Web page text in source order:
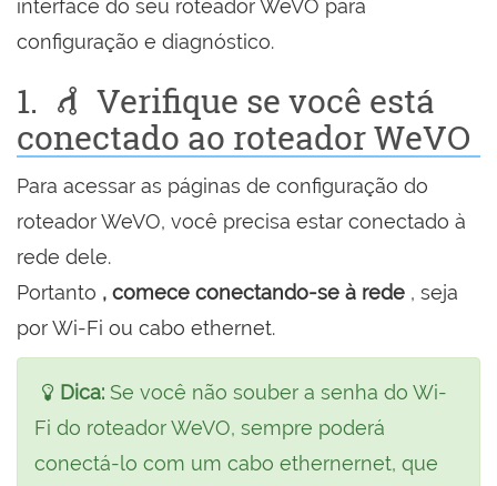
interface do seu roteador WeVO para
configuração e diagnóstico.
1.
Verifique se você está
conectado ao roteador WeVO
Para acessar as páginas de configuração do
roteador WeVO, você precisa estar conectado à
rede dele.
Portanto , comece conectando-se à rede , seja
por Wi-Fi ou cabo ethernet.
Dica: Se você não souber a senha do Wi-
Fi do roteador WeVO, sempre poderá
conectá-lo com um cabo ethernernet, que